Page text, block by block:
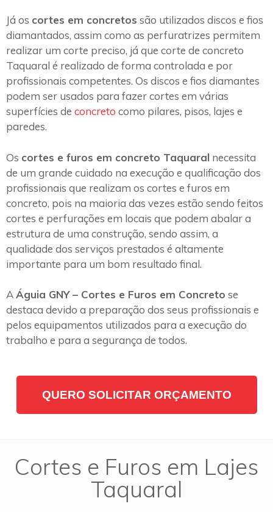
Já os cortes em concretos são utilizados discos e fios
diamantados, assim como as perfuratrizes permitem
realizar um corte preciso, já que corte de concreto
Taquaral é realizado de forma controlada e por
profissionais competentes. Os discos e fios diamantes
podem ser usados para fazer cortes em várias
superfícies de concreto como pilares, pisos, lajes e
paredes.
Os cortes e furos em concreto Taquaral necessita
de um grande cuidado na execução e qualificação dos
profissionais que realizam os cortes e furos em
concreto, pois na maioria das vezes estão sendo feitos
cortes e perfurações em locais que podem abalar a
estrutura de uma construção, sendo assim, a
qualidade dos serviços prestados é altamente
importante para um bom resultado final.
AÁguia GNY – Cortes e Furos em Concreto se
destaca devido a preparação dos seus profissionais e
pelos equipamentos utilizados para a execução do
trabalho e para a segurança de todos.
QUERO SOLICITAR ORÇAMENTO
Cortes e Furos em Lajes
Taquaral